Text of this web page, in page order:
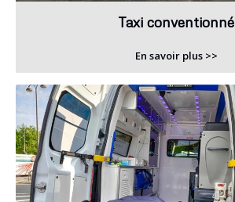
Taxi conventionné
En savoir plus >>